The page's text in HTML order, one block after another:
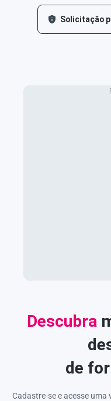
Solicitação
Descubra
de
Cadastre-se e acesse